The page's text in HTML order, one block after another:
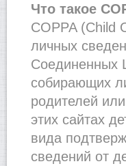
Что такое
COPPA (Child
личных
Соединенных
собирающих
родителей
этих сайтах
вида
сведений от